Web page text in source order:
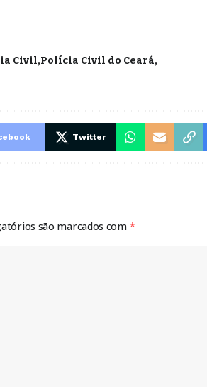
Civil Polícia Civil do Ceará
Twitter
são marcados com *